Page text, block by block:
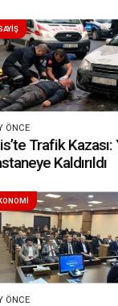
ÖNCE
Trafik Kazası:
Kaldırıldı
ÖNCE